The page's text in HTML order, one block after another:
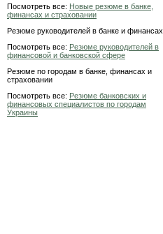
Посмотреть все: Новые резюме в банке,
финансах и страховании
Резюме руководителей в банке и финансах
Посмотреть все: Резюме руководителей в
финансовой и банковской сфере
Резюме по городам в банке, финансах и
страховании
Посмотреть все: Резюме банковских и
финансовых специалистов по городам
Украины